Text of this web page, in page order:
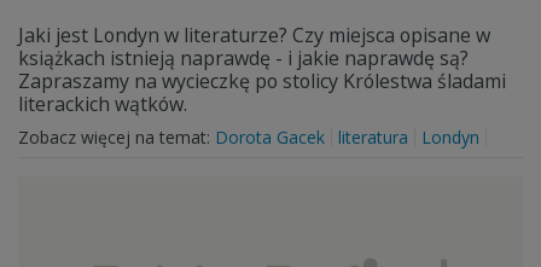
Jaki jest Londyn w literaturze? Czy miejsca opisane w
książkach istnieją naprawdę - i jakie naprawdę są?
Zapraszamy na wycieczkę po stolicy Królestwa śladami
literackich wątków.
Zobacz więcej na temat: Dorota Gacek literatura Londyn